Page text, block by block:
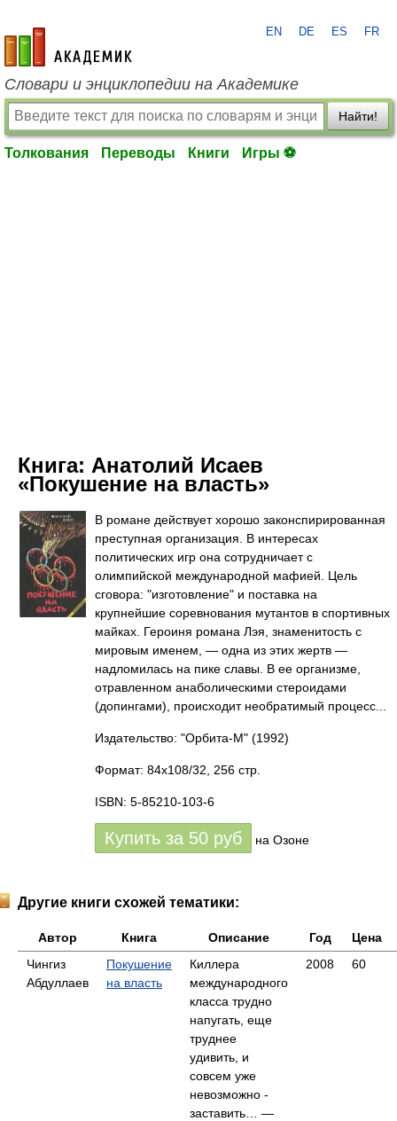
academic.ru
EN DE ES FR
Словари и энциклопедии на Академике
Найти!
Толкования Переводы Книги Игры ⚽
Книга: Анатолий Исаев
«Покушение на власть»
В романе действует хорошо законспирированная
преступная организация. В интересах
политических игр она сотрудничает с
олимпийской международной мафией. Цель
сговора: "изготовление" и поставка на
крупнейшие соревнования мутантов в спортивных
майках. Героиня романа Лэя, знаменитость с
мировым именем, — одна из этих жертв —
надломилась на пике славы. В ее организме,
отравленном анаболическими стероидами
(допингами), происходит необратимый процесс...
Издательство: "Орбита-М" (1992)
Формат: 84x108/32, 256 стр.
ISBN: 5-85210-103-6
Купить за 50 руб на Озоне
Другие книги схожей тематики:
Автор Книга Описание Год
Цена
Чингиз
Абдуллаев
Покушение
на власть
Киллера
международного
класса трудно
напугать, еще
труднее
удивить, и
совсем уже
невозможно -
заставить… —
2008 60